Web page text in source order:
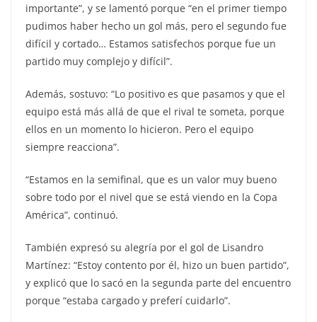
importante”, y se lamentó porque “en el primer tiempo
pudimos haber hecho un gol más, pero el segundo fue
difícil y cortado… Estamos satisfechos porque fue un
partido muy complejo y difícil”.
Además, sostuvo: “Lo positivo es que pasamos y que el
equipo está más allá de que el rival te someta, porque
ellos en un momento lo hicieron. Pero el equipo
siempre reacciona”.
“Estamos en la semifinal, que es un valor muy bueno
sobre todo por el nivel que se está viendo en la Copa
América”, continuó.
También expresó su alegría por el gol de Lisandro
Martínez: “Estoy contento por él, hizo un buen partido”,
y explicó que lo sacó en la segunda parte del encuentro
porque “estaba cargado y preferí cuidarlo”.